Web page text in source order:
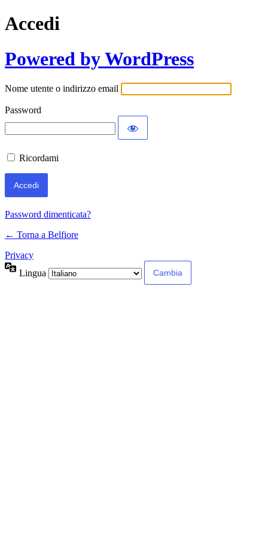
Accedi
Powered by WordPress
Nome utente o indirizzo email
Password
Ricordami
Password dimenticata?
← Torna a Belfiore
Privacy
Lingua